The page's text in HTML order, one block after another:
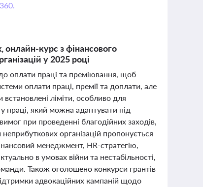
онлайн-курс з фінансового
у 2025 році
оплати праці та преміювання, щоб
оплати праці, премії та доплати, але
ліміти, особливо для
праці, який можна адаптувати під
при проведенні благодійних заходів,
організацій пропонується
менеджмент, HR-стратегію,
в умовах війни та нестабільності,
Також оголошено конкурси грантів
адвокаційних кампаній щодо